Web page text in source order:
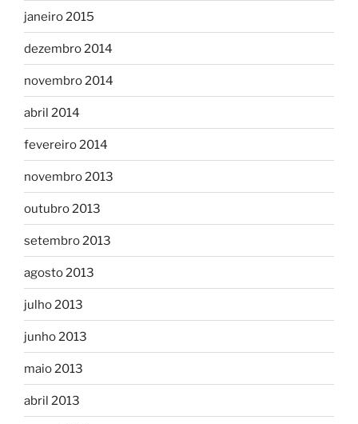
janeiro 2015
dezembro 2014
novembro 2014
abril 2014
fevereiro 2014
novembro 2013
outubro 2013
setembro 2013
agosto 2013
julho 2013
junho 2013
maio 2013
abril 2013